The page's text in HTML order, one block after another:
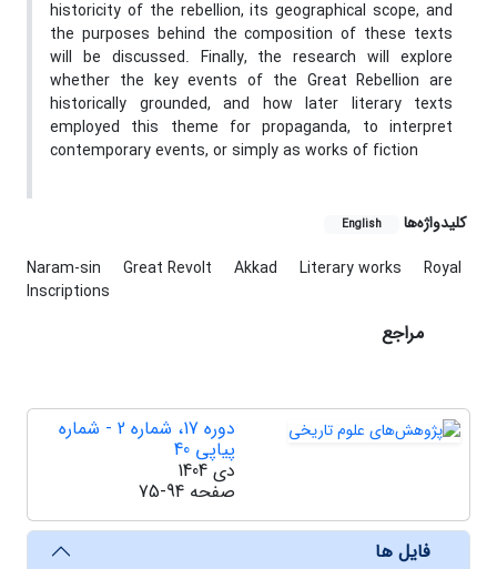
historicity of the rebellion, its geographical scope, and
the purposes behind the composition of these texts
will be discussed. Finally, the research will explore
whether the key events of the Great Rebellion are
historically grounded, and how later literary texts
employed this theme for propaganda, to interpret
contemporary events, or simply as works of fiction
کلیدواژه‌ها English
Naram-sin Great Revolt Akkad Literary works
Royal
Inscriptions
مراجع
دوره 17، شماره 2 - شماره
پیاپی 40
دی 1404
صفحه 75-94
فایل ها